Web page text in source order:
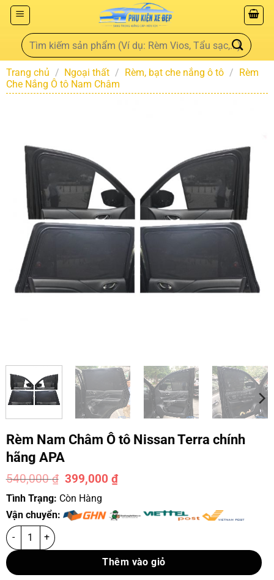
Trang chủ / Ngoại thất / Rèm, bạt che nắng ô tô / Rèm
Che Nắng Ô tô Nam Châm
Rèm Nam Châm Ô tô Nissan Terra chính
hãng APA
540,000₫ 399,000₫
Tình Trạng: Còn Hàng
Vận chuyển:
Thêm vào giỏ